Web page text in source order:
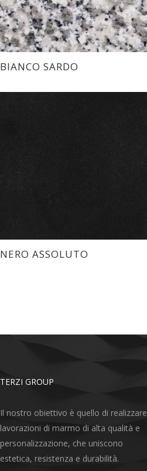
BIANCO SARDO
NERO ASSOLUTO
TERZI GROUP
Il nostro obiettivo è quello di realizzare
lavorazioni di marmo di alta qualità e
personalizzazione, che uniscono
estetica, resistenza e durabilità.